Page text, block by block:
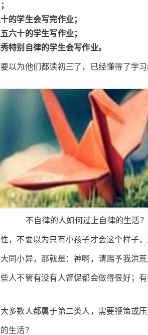
的学生会写完作业；
六十的学生写作业；
特别自律的学生会写作业。
以为他们都读初三了，已经懂得了学
不自律的人如何过上自律的生活？
，不要以为只有小孩子才会这个样子
同小异，那就是：神啊，请赐予我洪荒
人不管有没有人督促都会做得很好；
多数人都属于第二类人，需要鞭策或压
生活？